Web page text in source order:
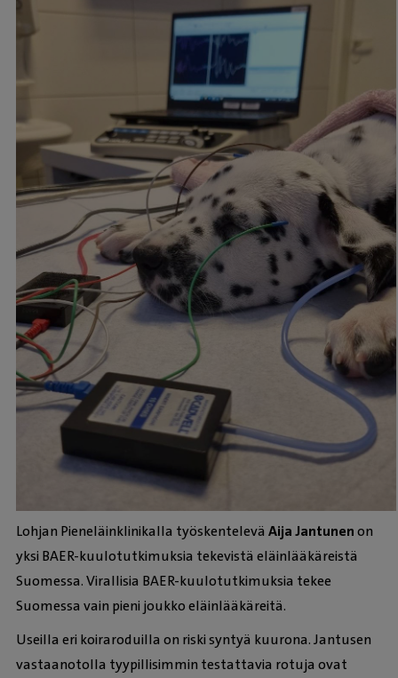
Lohjan Pieneläinklinikalla työskentelevä Aija Jantunenon
yksi BAER-kuulotutkimuksia tekevistä eläinlääkäreistä
Suomessa. Virallisia BAER-kuulotutkimuksia tekee
Suomessa vain pieni joukko eläinlääkäreitä.
Useilla eri koiraroduilla on riski syntyä kuurona. Jantusen
vastaanotolla tyypillisimmin testattavia rotuja ovat